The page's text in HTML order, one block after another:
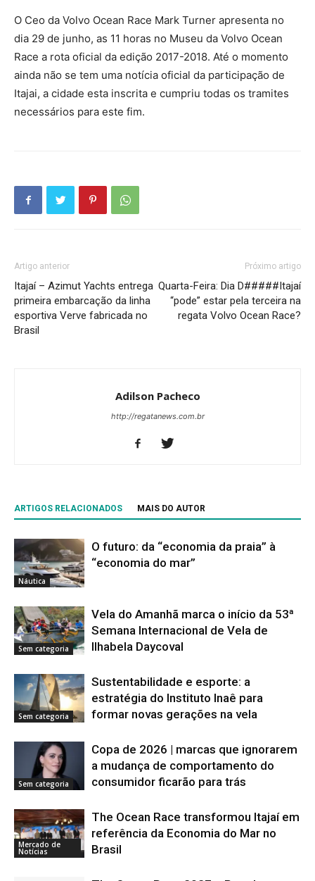
O Ceo da Volvo Ocean Race Mark Turner apresenta no
dia 29 de junho, as 11 horas no Museu da Volvo Ocean
Race a rota oficial da edição 2017-2018. Até o momento
ainda não se tem uma notícia oficial da participação de
Itajai, a cidade esta inscrita e cumpriu todas os tramites
necessários para este fim.
Artigo anterior
Itajaí – Azimut Yachts entrega
primeira embarcação da linha
esportiva Verve fabricada no
Brasil
Próximo artigo
Quarta-Feira: Dia D#####Itajaí
“pode” estar pela terceira na
regata Volvo Ocean Race?
Adilson Pacheco
http://regatanews.com.br
ARTIGOS RELACIONADOS MAIS DO AUTOR
Náutica
O futuro: da “economia da praia” à
“economia do mar”
Sem categoria
Vela do Amanhã marca o início da 53ª
Semana Internacional de Vela de
Ilhabela Daycoval
Sem categoria
Sustentabilidade e esporte: a
estratégia do Instituto Inaê para
formar novas gerações na vela
Sem categoria
Copa de 2026 | marcas que ignorarem
a mudança de comportamento do
consumidor ficarão para trás
Mercado de
Notícias
The Ocean Race transformou Itajaí em
referência da Economia do Mar no
Brasil